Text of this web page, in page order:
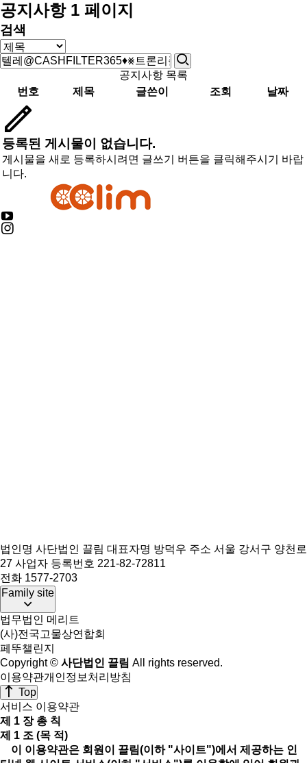
공지사항 1 페이지
검색
공지사항 목록
번호
제목 글쓴이 조회 날짜
등록된 게시물이 없습니다.
게시물을 새로 등록하시려면 글쓰기 버튼을 클릭해주시기 바랍
니다.
법인명 사단법인 끌림 대표자명 방덕우 주소 서울 강서구 양천로
27 사업자 등록번호 221-82-72811
전화 1577-2703
Family site
법무법인 메리트
(사)전국고물상연합회
페뚜챌린지
Copyright © 사단법인 끌림 All rights reserved.
이용약관개인정보처리방침
Top
서비스 이용약관
제 1 장 총 칙
제 1 조 (목 적)
이 이용약관은 회원이 끌림(이하 "사이트")에서 제공하는 인